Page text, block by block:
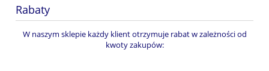
Rabaty
W naszym sklepie każdy klient otrzymuje rabat w zależności od
kwoty zakupów: